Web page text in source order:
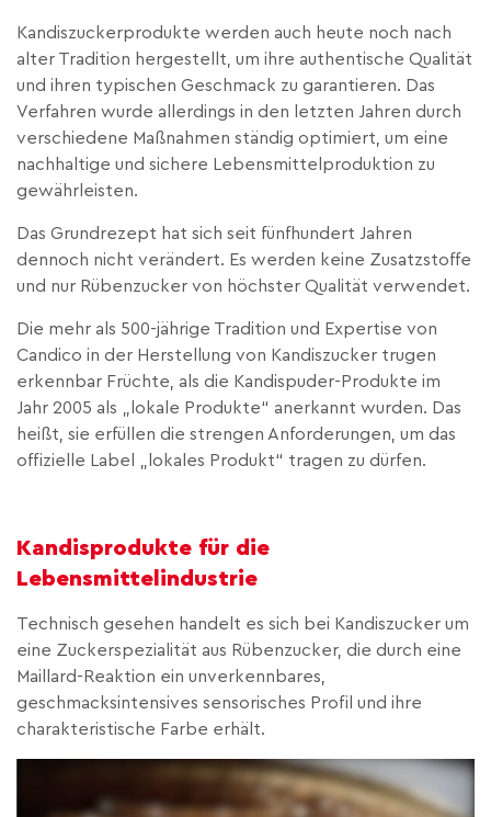
Kandiszuckerprodukte werden auch heute noch nach
alter Tradition hergestellt, um ihre authentische Qualität
und ihren typischen Geschmack zu garantieren. Das
Verfahren wurde allerdings in den letzten Jahren durch
verschiedene Maßnahmen ständig optimiert, um eine
nachhaltige und sichere Lebensmittelproduktion zu
gewährleisten.
Das Grundrezept hat sich seit fünfhundert Jahren
dennoch nicht verändert. Es werden keine Zusatzstoffe
und nur Rübenzucker von höchster Qualität verwendet.
Die mehr als 500-jährige Tradition und Expertise von
Candico in der Herstellung von Kandiszucker trugen
erkennbar Früchte, als die Kandispuder-Produkte im
Jahr 2005 als „lokale Produkte“ anerkannt wurden. Das
heißt, sie erfüllen die strengen Anforderungen, um das
offizielle Label „lokales Produkt“ tragen zu dürfen.
Kandisprodukte für die
Lebensmittelindustrie
Technisch gesehen handelt es sich bei Kandiszucker um
eine Zuckerspezialität aus Rübenzucker, die durch eine
Maillard-Reaktion ein unverkennbares,
geschmacksintensives sensorisches Profil und ihre
charakteristische Farbe erhält.